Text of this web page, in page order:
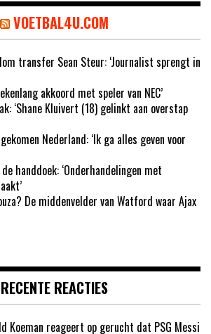
VOETBAL4U.COM
transfer Sean Steur: ‘Journalist sprengt in
akkoord met speler van NEC’
‘Shane Kluivert (18) gelinkt aan overstap
Nederland: ‘Ik ga alles geven voor
handdoek: ‘Onderhandelingen met
De middenvelder van Watford waar Ajax
RECENTE REACTIES
Koeman reageert op gerucht dat PSG Messi